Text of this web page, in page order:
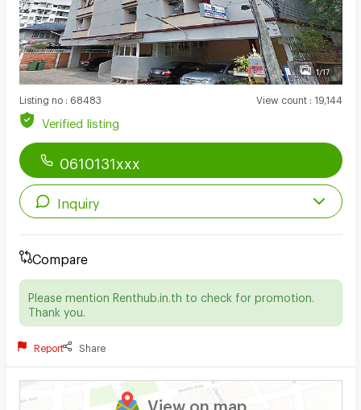
1/17
Listing no: 68483 View count: 19,144
Verified listing
0610131xxx
Inquiry
Compare
Please mention Renthub.in.th to check for promotion.
Thank you.
Report Share
View on map